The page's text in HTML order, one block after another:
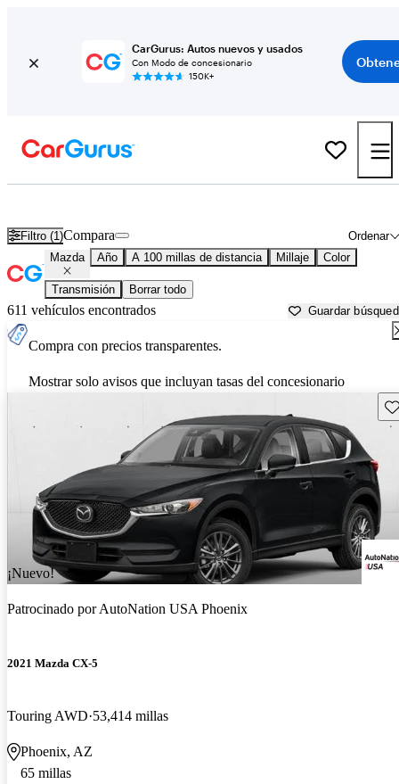
CarGurus: Autos nuevos y usados
Con Modo de concesionario
150K+
Filtro (1) Ordenar
Compara
Mazda Año A 100 millas de distancia Millaje Color
Transmisión Borrar todo
611 vehículos encontrados Guardar
Compra con precios transparentes.
Mostrar solo avisos que incluyan tasas del concesionario
¡Nuevo!
Patrocinado porAutoNation USA Phoenix
2021 Mazda CX-5
Touring AWD 53,414 millas
Phoenix, AZ
65 millas